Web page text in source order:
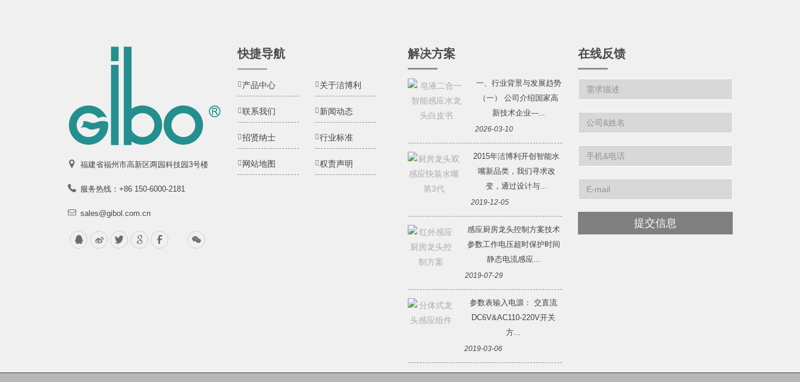
福建省福州市高新区两园科技园3号楼
服务热线：+86 150-6000-2181
sales@gibol.com.cn
快捷导航
产品中心 关于洁博利
联系我们 新闻动态
招贤纳士 行业标准
网站地图 权责声明
解决方案
一、行业背景与发展趋势
（一） 公司介绍国家高
新技术企业---...
2026-03-10
2015年洁博利开创智能水
嘴新品类，我们寻求改
变，通过设计与...
2019-12-05
感应厨房龙头控制方案技术
参数工作电压超时保护时间
静态电流感应...
2019-07-29
参数表输入电源： 交直流
DC6V&AC110-220V开关
方...
2019-03-06
在线反馈
提交信息